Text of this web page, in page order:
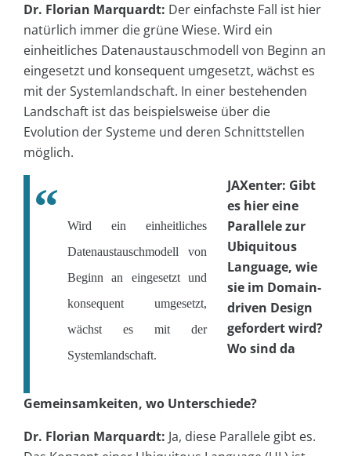
Dr. Florian Marquardt: Der einfachste Fall ist hier
natürlich immer die grüne Wiese. Wird ein
einheitliches Datenaustauschmodell von Beginn an
eingesetzt und konsequent umgesetzt, wächst es
mit der Systemlandschaft. In einer bestehenden
Landschaft ist das beispielsweise über die
Evolution der Systeme und deren Schnittstellen
möglich.
Wird ein einheitliches
Datenaustauschmodell von
Beginn an eingesetzt und
konsequent umgesetzt,
wächst es mit der
Systemlandschaft.
JAXenter: Gibt
es hier eine
Parallele zur
Ubiquitous
Language, wie
sie im Domain-
driven Design
gefordert wird?
Wo sind da
Gemeinsamkeiten, wo Unterschiede?
Dr. Florian Marquardt: Ja, diese Parallele gibt es.